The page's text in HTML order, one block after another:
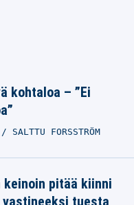
kohtaloa – ”Ei
SALTTU FORSSTRÖM
pitää kiinni